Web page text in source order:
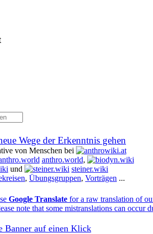
Wege der Erkenntnis gehen
von Menschen bei
anthro.world,
und
steiner.wiki
, Übungsgruppen, Vorträgen ...
Google Translate for a raw translation of
note that some mistranslations can occur
Banner auf einen Klick